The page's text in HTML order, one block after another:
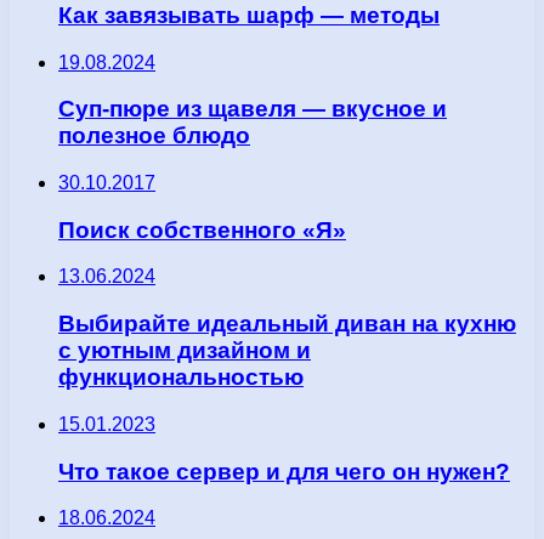
Как завязывать шарф — методы
19.08.2024
Суп-пюре из щавеля — вкусное и
полезное блюдо
30.10.2017
Поиск собственного «Я»
13.06.2024
Выбирайте идеальный диван на кухню
с уютным дизайном и
функциональностью
15.01.2023
Что такое сервер и для чего он нужен?
18.06.2024